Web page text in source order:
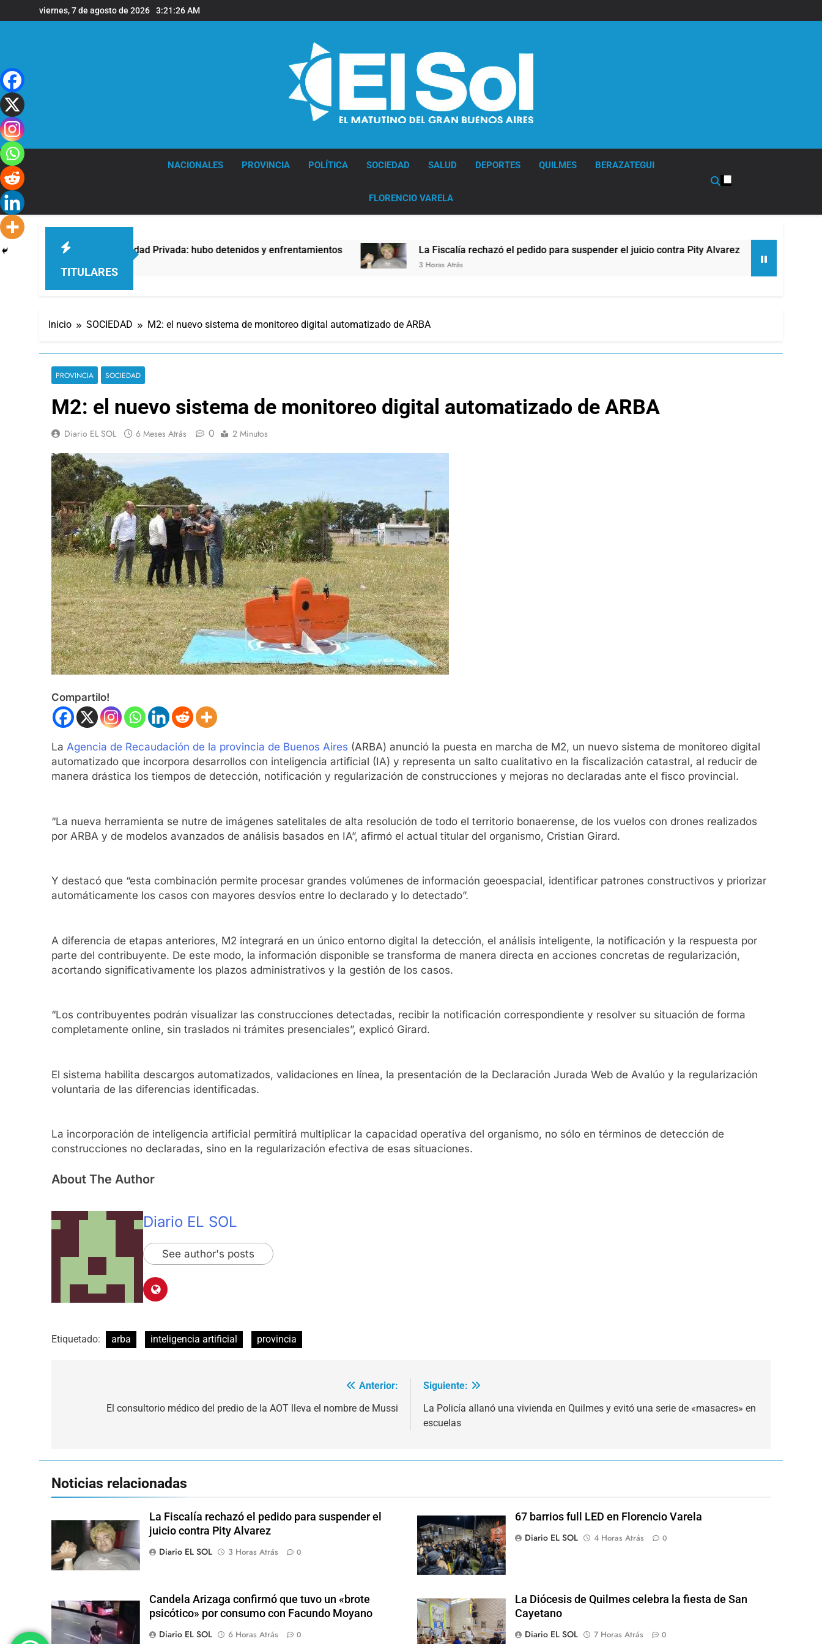
al
viernes, 7 de agosto de 2026 3:21:27 AM
NACIONALES PROVINCIA POLÍTICA SOCIEDAD SALUD DEPORTES QUILMES BERAZATEGUI
FLORENCIO VARELA
TITULARES
la Ley de Propiedad Privada: hubo detenidos y enfrentamientos La Fiscalía rechazó el pedido para suspender el juicio contra Pity Alvarez
3 Horas Atrás
Inicio SOCIEDAD M2: el nuevo sistema de monitoreo digital automatizado de ARBA
PROVINCIA SOCIEDAD
M2: el nuevo sistema de monitoreo digital automatizado de ARBA
Diario EL SOL 6 Meses Atrás 0 2 Minutos
Compartilo!
La Agencia de Recaudación de la provincia de Buenos Aires (ARBA) anunció la puesta en marcha de M2, un nuevo sistema de monitoreo digital
automatizado que incorpora desarrollos con inteligencia artificial (IA) y representa un salto cualitativo en la fiscalización catastral, al reducir de
manera drástica los tiempos de detección, notificación y regularización de construcciones y mejoras no declaradas ante el fisco provincial.
“La nueva herramienta se nutre de imágenes satelitales de alta resolución de todo el territorio bonaerense, de los vuelos con drones realizados
por ARBA y de modelos avanzados de análisis basados en IA”, afirmó el actual titular del organismo, Cristian Girard.
Y destacó que “esta combinación permite procesar grandes volúmenes de información geoespacial, identificar patrones constructivos y priorizar
automáticamente los casos con mayores desvíos entre lo declarado y lo detectado”.
A diferencia de etapas anteriores, M2 integrará en un único entorno digital la detección, el análisis inteligente, la notificación y la respuesta por
parte del contribuyente. De este modo, la información disponible se transforma de manera directa en acciones concretas de regularización,
acortando significativamente los plazos administrativos y la gestión de los casos.
“Los contribuyentes podrán visualizar las construcciones detectadas, recibir la notificación correspondiente y resolver su situación de forma
completamente online, sin traslados ni trámites presenciales”, explicó Girard.
El sistema habilita descargos automatizados, validaciones en línea, la presentación de la Declaración Jurada Web de Avalúo y la regularización
voluntaria de las diferencias identificadas.
La incorporación de inteligencia artificial permitirá multiplicar la capacidad operativa del organismo, no sólo en términos de detección de
construcciones no declaradas, sino en la regularización efectiva de esas situaciones.
About The Author
Diario EL SOL
See author's posts
Etiquetado: arba inteligencia artificial provincia
Anterior:
El consultorio médico del predio de la AOT lleva el nombre de Mussi
Siguiente:
La Policía allanó una vivienda en Quilmes y evitó una serie de «masacres» en
escuelas
Noticias relacionadas
La Fiscalía rechazó el pedido para suspender el
juicio contra Pity Alvarez
Diario EL SOL
3 Horas Atrás 0
67 barrios full LED en Florencio Varela
Diario EL SOL
4 Horas Atrás 0
Candela Arizaga confirmó que tuvo un «brote
psicótico» por consumo con Facundo Moyano
Diario EL SOL
6 Horas Atrás 0
La Diócesis de Quilmes celebra la fiesta de San
Cayetano
Diario EL SOL
7 Horas Atrás 0